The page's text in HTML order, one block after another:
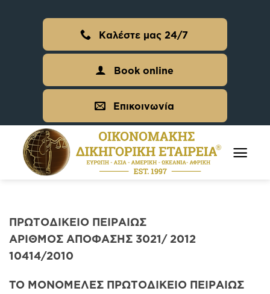
Καλέστε μας 24/7
Book online
Επικοινωνία
ΠΡΩΤΟΔΙΚΕΙΟ ΠΕΙΡΑΙΩΣ
ΑΡΙΘΜΟΣ ΑΠΟΦΑΣΗΣ 3021/ 2012
10414/2010
TO ΜΟΝΟΜΕΛΕΣ ΠΡΩΤΟΔΙΚΕΙΟ ΠΕΙΡΑΙΩΣ